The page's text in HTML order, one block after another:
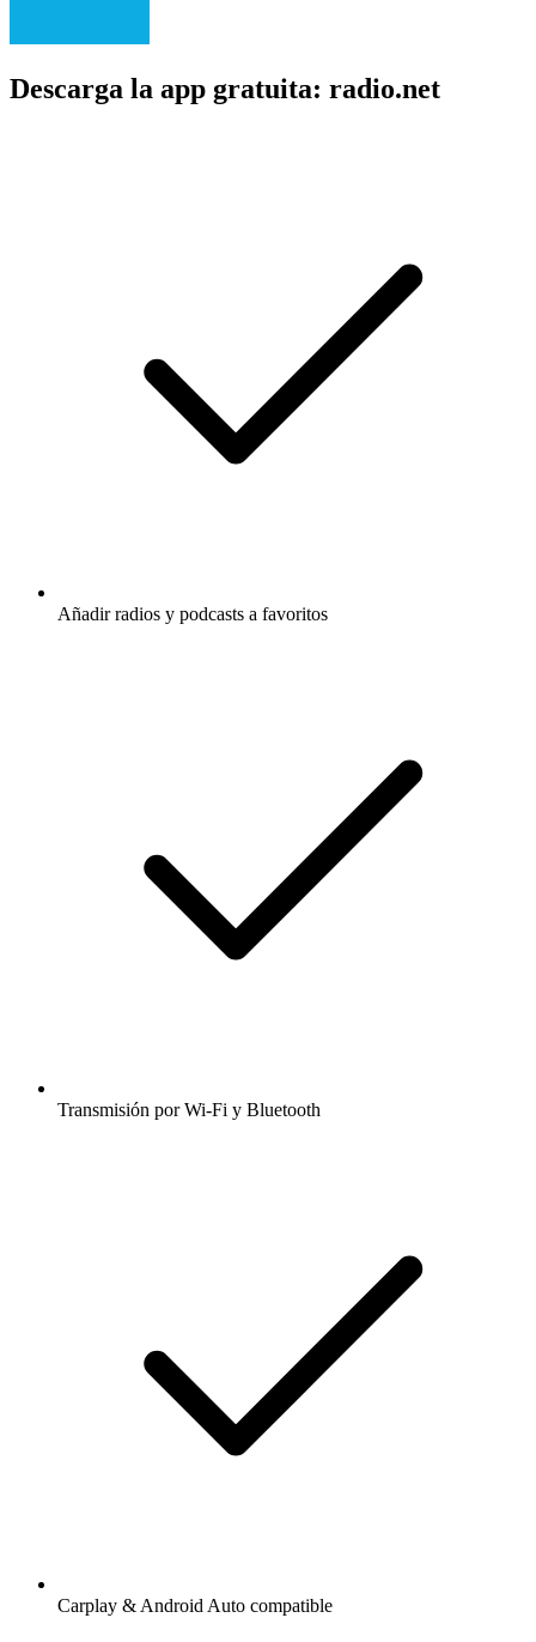
Descarga la app gratuita: radio.net
Añadir radios y podcasts a favoritos
Transmisión por Wi-Fi y Bluetooth
Carplay & Android Auto compatible